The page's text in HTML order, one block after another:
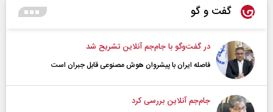
گفت و گو
در گفت‌و‌گو با جام‌جم آنلاین تشریح شد
فاصله ایران با پیشرو‌ان هوش مصنوعی قابل جبران است
جام‌جم آنلاین بررسی کرد